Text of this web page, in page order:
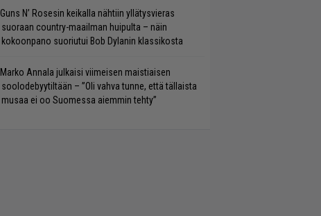
Guns N’ Rosesin keikalla nähtiin yllätysvieras
suoraan country-maailman huipulta – näin
kokoonpano suoriutui Bob Dylanin klassikosta
Marko Annala julkaisi viimeisen maistiaisen
soolodebyytiltään – ”Oli vahva tunne, että tällaista
musaa ei oo Suomessa aiemmin tehty”